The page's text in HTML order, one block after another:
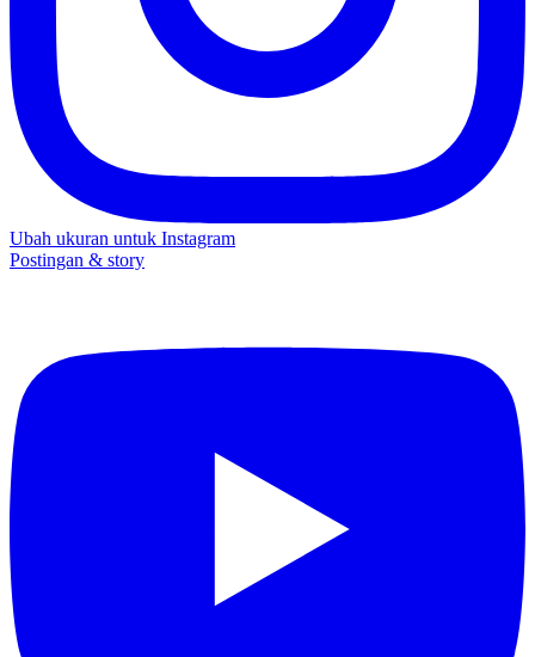
Ubah ukuran untuk Instagram
Postingan & story